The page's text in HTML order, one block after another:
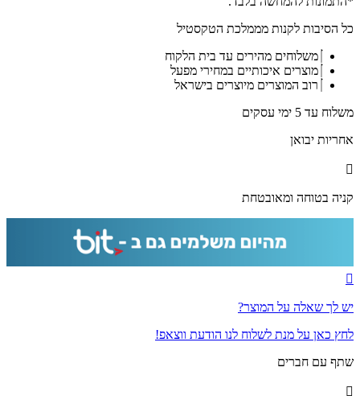
פנורמי
הכותל
המערבי
בשקיעה
קנבס
זכוכית
כל הסיבות לקנות מממלכת הטקסטיל
משלוחים מהירים עד בית הלקוח
מוצרים איכותיים במחירי מפעל
רוב המוצרים מיוצרים בישראל
משלוח עד 5 ימי עסקים
אחריות יבואן
קניה בטוחה ומאובטחת
יש לך שאלה על המוצר?
לחץ כאן על מנת לשלוח לנו הודעת ווצאפ!
שתף עם חברים